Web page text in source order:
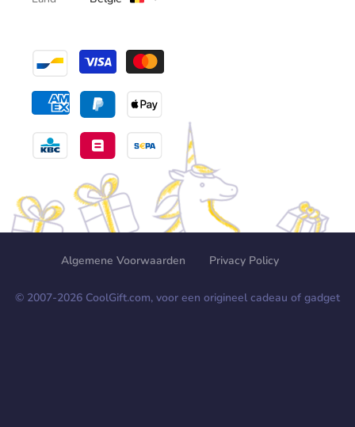
Algemene Voorwaarden Privacy Policy
© 2007-2026 CoolGift.com, voor een origineel cadeau of gadget